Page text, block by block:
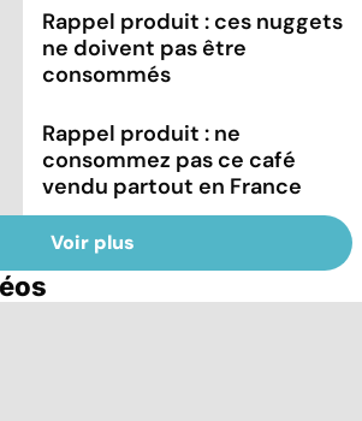
Rappel produit : ces nuggets
ne doivent pas être
consommés
Rappel produit : ne
consommez pas ce café
vendu partout en France
Voir plus